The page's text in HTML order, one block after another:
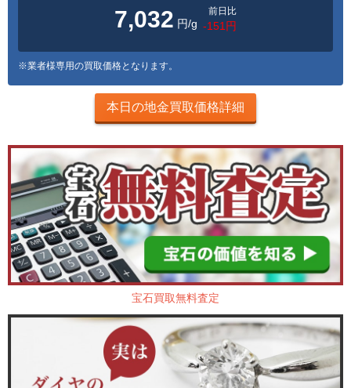
7,032 円/g
前日比
-151円
※業者様専用の買取価格となります。
本日の地金買取価格詳細
宝石買取無料査定